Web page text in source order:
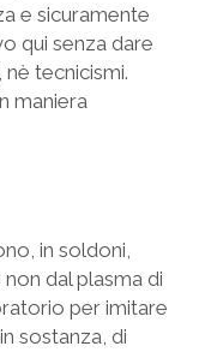
e sicuramente
qui senza dare
tecnicismi.
maniera
in soldoni,
dal plasma di
per imitare
sostanza, di